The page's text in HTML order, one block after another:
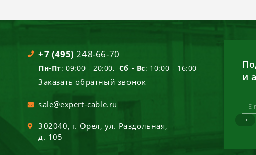
+7 (495) 248-66-70
Пн-Пт: 09:00 - 20:00, Сб - Вс: 10:00 - 16:00
Заказать обратный звонок
sale@expert-cable.ru
302040, г. Орел,ул. Раздольная,
д. 105
и